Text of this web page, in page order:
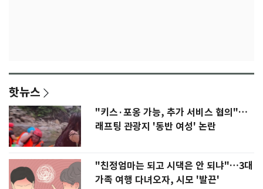
핫뉴스
"키스·포옹 가능, 추가 서비스 협의"…
래프팅 관광지 '동반 여성' 논란
"친정엄마는 되고 시댁은 안 되냐"…3대
가족 여행 다녀오자, 시모 '발끈'